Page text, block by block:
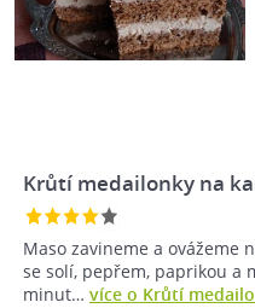
Krůtí medailonky na
Maso zavineme a ovážeme
se solí, pepřem, paprikou a
minut… více o Krůtí